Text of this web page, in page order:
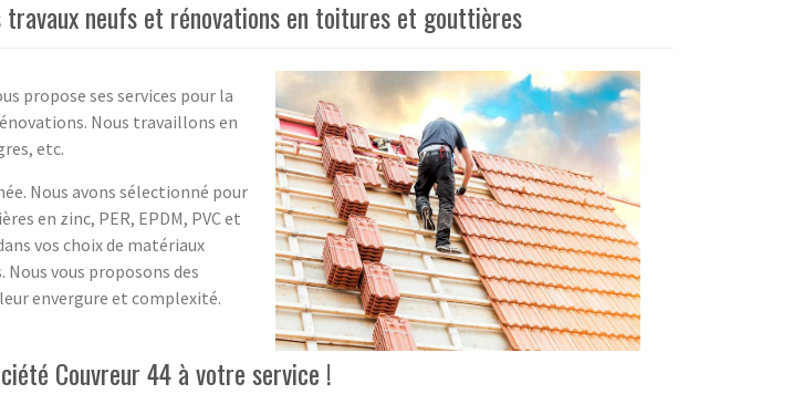
neufs et rénovations en toitures et gouttières
propose ses services pour la
Nous travaillons en
etc.
Nous avons sélectionné pour
en zinc, PER, EPDM, PVC et
vos choix de matériaux
vous proposons des
envergure et complexité.
Couvreur 44 à votre service !